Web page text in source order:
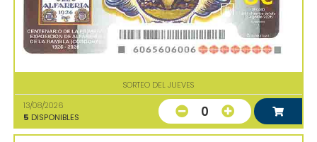
SORTEO DEL JUEVES
13/08/2026
5 DISPONIBLES 0